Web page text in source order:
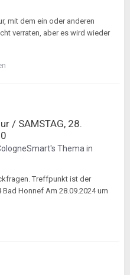
mit dem ein oder anderen
verraten, aber es wird wieder
/ SAMSTAG, 28.
's Thema in
Treffpunkt ist der
Honnef Am 28.09.2024 um